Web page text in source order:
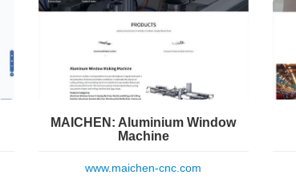
MAICHEN: Aluminium Window
Machine
www.maichen-cnc.com